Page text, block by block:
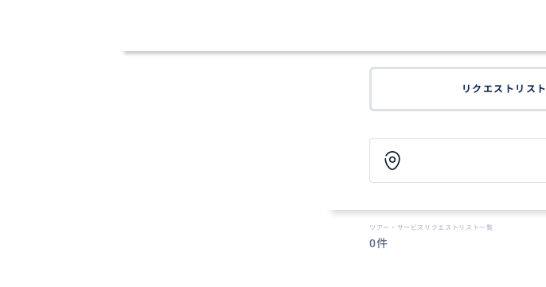
リクエストリスト
ツアー・サービスリクエストリスト一覧
0件